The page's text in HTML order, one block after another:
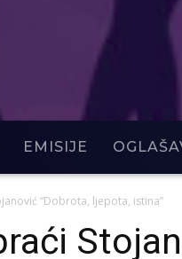
EMISIJE
“Dobrota, ljepota, istina”